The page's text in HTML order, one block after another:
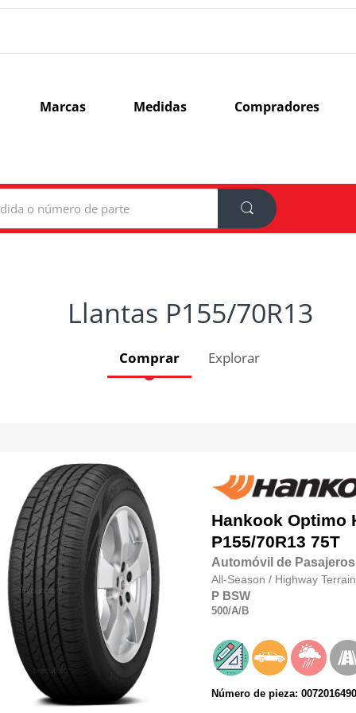
Marcas Medidas Compradores
Llantas P155/70R13
Comprar Explorar
Hankook Optimo
P155/70R13 75T
Automóvil de Pasajeros
All-Season / Highway Terrain
P BSW
500/A/B
Número de pieza: